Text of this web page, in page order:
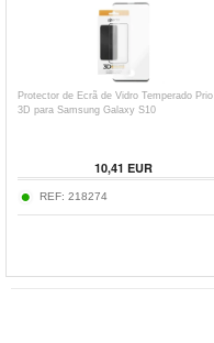
Protector de Ecrã de Vidro Temperado Prio
3D para Samsung Galaxy S10
10,41 EUR
REF: 218274